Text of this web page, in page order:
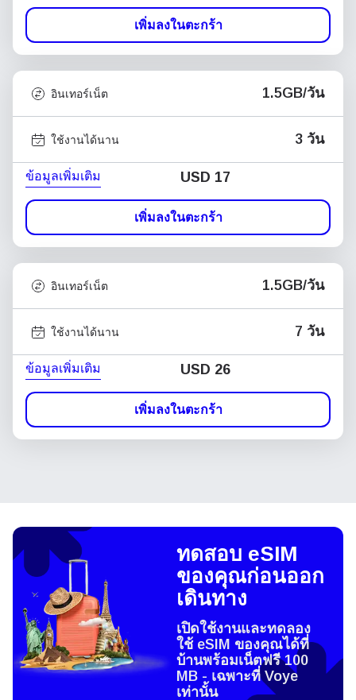
เพิ่มลงในตะกร้า
อินเทอร์เน็ต 1.5GB/วัน
ใช้งานได้นาน 3 วัน
ข้อมูลเพิ่มเติม USD 17
เพิ่มลงในตะกร้า
อินเทอร์เน็ต 1.5GB/วัน
ใช้งานได้นาน 7 วัน
ข้อมูลเพิ่มเติม USD 26
เพิ่มลงในตะกร้า
ทดสอบ eSIM
ของคุณก่อนออก
เดินทาง
เปิดใช้งานและทดลอง
ใช้ eSIM ของคุณได้ที่
บ้านพร้อมเน็ตฟรี 100
MB - เฉพาะที่ Voye
เท่านั้น